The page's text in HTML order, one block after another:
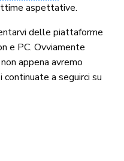
aspettative.
delle piattaforme
e PC. Ovviamente
appena avremo
a seguirci su